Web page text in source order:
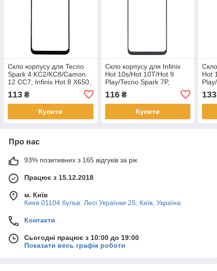
Скло корпусу для Tecno
Spark 4 KC2/KC8/Camon
12 CC7; Infinix Hot 8 X650,
113 ₴
Купити
Скло корпусу для Infinix
Hot 10s/Hot 10T/Hot 9
Play/Tecno Spark 7P,
116₴
Купити
Hot
133
Про нас
93% позитивних з 165 відгуків за рік
Працює з 15.12.2018
м. Київ
Киев 01104 бульв. Лесі Українки 25, Київ, Україна
Контакти
Сьогодні працює з 10:00 до 19:00
Показати весь графік роботи